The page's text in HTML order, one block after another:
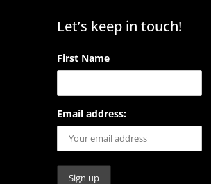
Let’s keep in touch!
First Name
Email address: